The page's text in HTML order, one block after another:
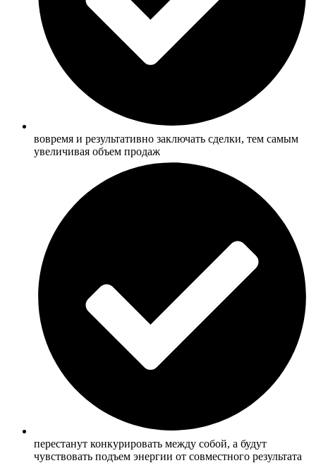
вовремя и результативно заключать сделки, тем самым
увеличивая объем продаж
перестанут конкурировать между собой, а будут
чувствовать подъем энергии от совместного результата